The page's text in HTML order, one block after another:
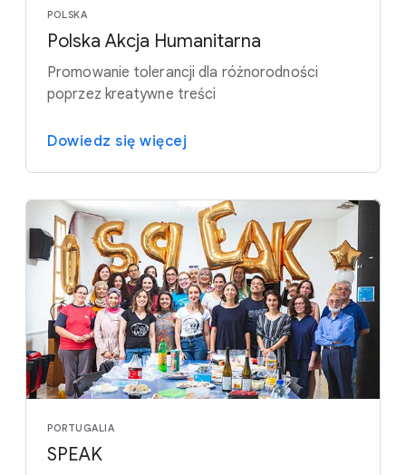
POLSKA
Polska Akcja Humanitarna
Promowanie tolerancji dla różnorodności
poprzez kreatywne treści
Dowiedz się więcej
PORTUGALIA
SPEAK